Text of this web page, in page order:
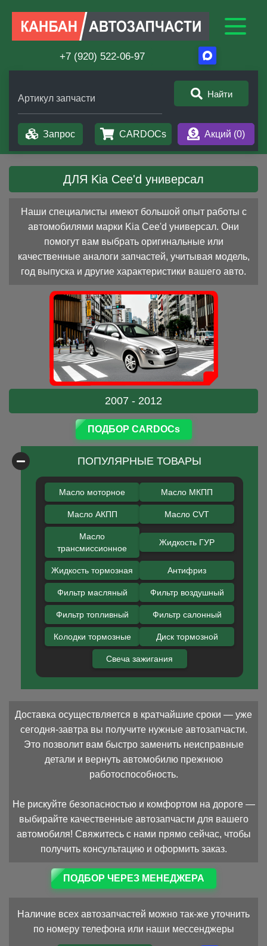
+7 (920) 522-06-97
Артикул запчасти Найти
Запрос CARDOCs Акций (0)
ДЛЯ Kia Cee'd универсал
Наши специалисты имеют большой опыт работы с
автомобилями марки Kia Cee'd универсал. Они
помогут вам выбрать оригинальные или
качественные аналоги запчастей, учитывая модель,
год выпуска и другие характеристики вашего авто.
2007 - 2012
ПОДБОР CARDOCs
ПОПУЛЯРНЫЕ ТОВАРЫ
Масло моторное Масло МКПП
Масло АКПП Масло CVT
Масло
трансмиссионное
Жидкость ГУР
Жидкость тормозная Антифриз
Фильтр масляный Фильтр воздушный
Фильтр топливный Фильтр салонный
Колодки тормозные Диск тормозной
Свеча зажигания
Доставка осуществляется в кратчайшие сроки — уже
сегодня-завтра вы получите нужные автозапчасти.
Это позволит вам быстро заменить неисправные
детали и вернуть автомобилю прежнюю
работоспособность.
Не рискуйте безопасностью и комфортом на дороге —
выбирайте качественные автозапчасти для вашего
автомобиля! Свяжитесь с нами прямо сейчас, чтобы
получить консультацию и оформить заказ.
ПОДБОР ЧЕРЕЗ МЕНЕДЖЕРА
Наличие всех автозапчастей можно так-же уточнить
по номеру телефона или наши мессенджеры